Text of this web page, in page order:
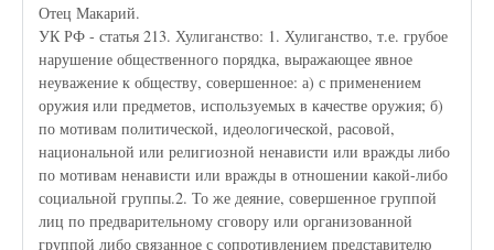
Отец Макарий.
УК РФ - статья 213. Хулиганство: 1. Хулиганство, т.е. грубое
нарушение общественного порядка, выражающее явное
неуважение к обществу, совершенное: а) с применением
оружия или предметов, используемых в качестве оружия; б)
по мотивам политической, идеологической, расовой,
национальной или религиозной ненависти или вражды либо
по мотивам ненависти или вражды в отношении какой-либо
социальной группы.2. То же деяние, совершенное группой
лиц по предварительному сговору или организованной
группой либо связанное с сопротивлением представителю